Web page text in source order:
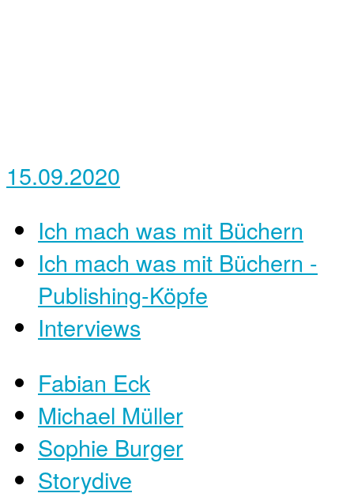
15.09.2020
Ich mach was mit Büchern
Ich mach was mit Büchern -
Publishing-Köpfe
Interviews
Fabian Eck
Michael Müller
Sophie Burger
Storydive